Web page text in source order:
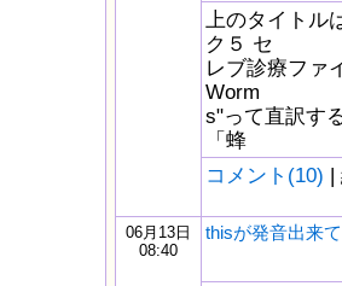
上のタイトル
ク５ セ
レブ診療ファ
Worm
s"って直訳す
「蜂
コメント(10) |
06月13日
08:40
thisが発音出来